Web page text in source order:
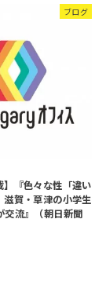
ブログ
】『色々な性「違い
滋賀・草津の小学生
交流』（朝日新聞